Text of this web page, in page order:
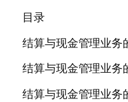
目录
结算与现金管理业务
结算与现金管理业务
结算与现金管理业务